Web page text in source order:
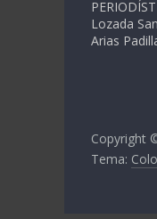
Lozada
Arias
Copyright
Tema: